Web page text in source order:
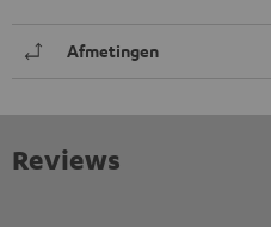
Afmetingen
Reviews